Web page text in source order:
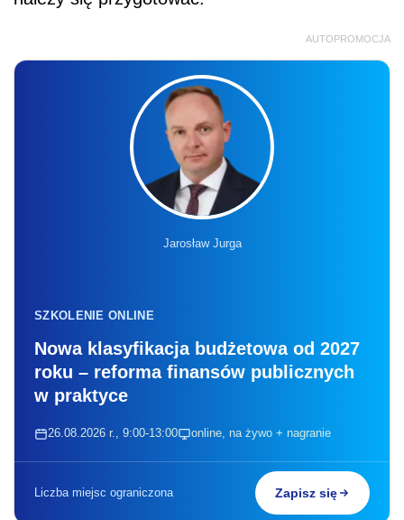
AUTOPROMOCJA
Jarosław Jurga
SZKOLENIE ONLINE
Nowa klasyfikacja budżetowa od 2027
roku – reforma finansów publicznych
w praktyce
26.08.2026 r., 9:00-13:00 online, na żywo + nagranie
Liczba miejsc ograniczona Zapisz się